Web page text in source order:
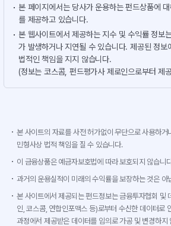
본 페이지에서는 당사가 운용하는 펀드상품에
를 제공하고 있습니다.
본 웹사이트에서 제공하는 지수 및 수익률 정보
가 발생하거나 지연될 수 있습니다. 제공된 정보
법적인 책임을 지지 않습니다.
(정보는 코스콤, 펀드평가사 제로인으로부터 제
본 사이트의 자료를 사전 허가없이 무단으로 사용하거
민형사상 법적 책임을 질 수 있습니다.
이 금융상품은 예금자보호법에 따라 보호되지 않습니
과거의 운용실적이 미래의 수익률을 보장하는 것은 아
본 사이트에서 제공되는 펀드정보는 금융투자협회 및
인, 코스콤, 연합인포맥스 등)로부터 수신한 데이터로
과정에서 제공받은 데이터를 임의로 가공 및 변경하